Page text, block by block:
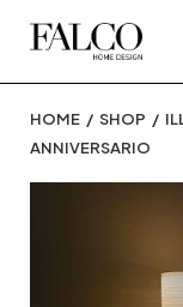
HOME SHOP
ANNIVERSARIO